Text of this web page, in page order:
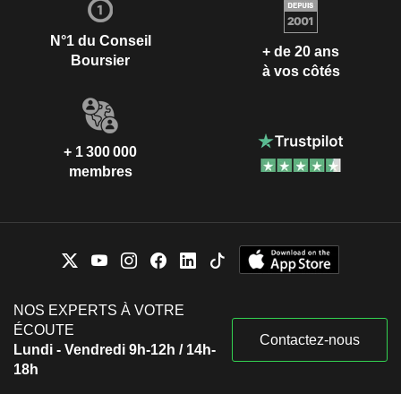
N°1 du Conseil
Boursier
+ de 20 ans
à vos côtés
+ 1 300 000
membres
NOS EXPERTS À VOTRE
ÉCOUTE
Lundi - Vendredi 9h-12h / 14h-
18h
Contactez-nous